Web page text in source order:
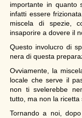
importante in quanto
infatti essere
miscela di spezie,
insaporire a dovere il
Questo involucro di
nera di questa
Ovviamente, la
locale che serve il
non ti svelerebbe
tutto, ma non la ricetta
Tornando a noi,